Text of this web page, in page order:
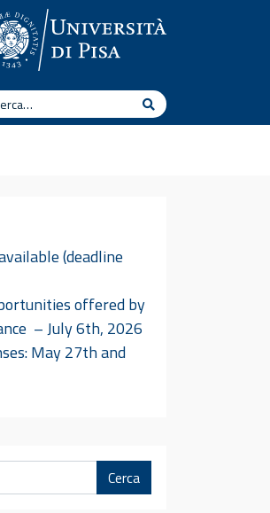
Cerca
(deadline
offered by
– July 6th, 2026
May 27th and